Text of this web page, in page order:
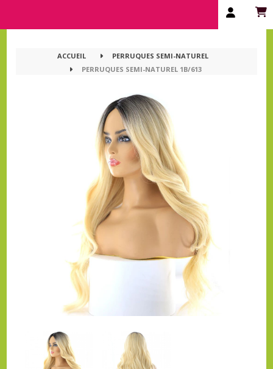
ACCUEIL
PERRUQUES SEMI-NATUREL
PERRUQUES SEMI-NATUREL 1B/613